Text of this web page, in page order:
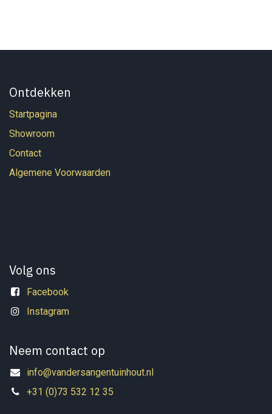
Ontdekken
Startpagina
Showroom
Contact
Algemene Voorwaarden
Volg ons
Facebook
Instagram
Neem contact op
info@vandersangentuinhout.nl
+31 (0)73 532 12 35